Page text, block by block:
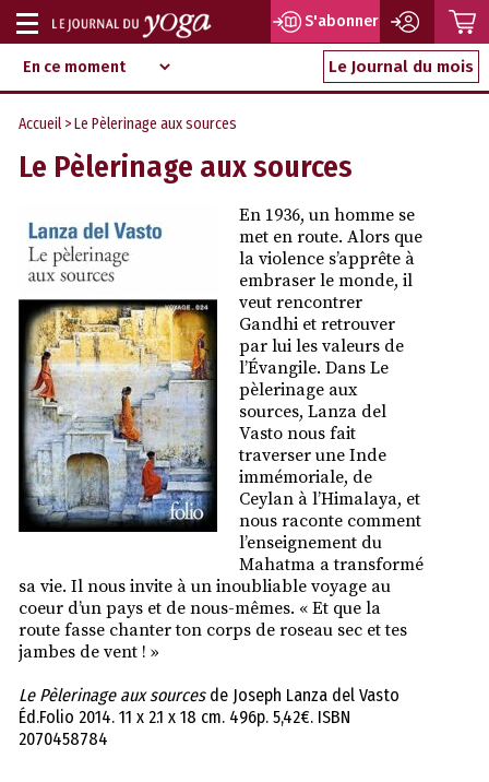
Aller
au
contenu
d‘information
indépendant
Afficher
ou
masquer
navigation
S'abonner
Le Journal du mois
Accueil > Le Pèlerinage aux sources
Le Pèlerinage aux sources
En 1936, un homme se
met en route. Alors que
la violence s’apprête à
embraser le monde, il
veut rencontrer
Gandhi et retrouver
par lui les valeurs de
l’Évangile. Dans Le
pèlerinage aux
sources, Lanza del
Vasto nous fait
traverser une Inde
immémoriale, de
Ceylan à l’Himalaya, et
nous raconte comment
l’enseignement du
Mahatma a transformé
sa vie. Il nous invite à un inoubliable voyage au
coeur d’un pays et de nous-mêmes. « Et que la
route fasse chanter ton corps de roseau sec et tes
jambes de vent ! »
Le Pèlerinage aux sourcesde Joseph Lanza del Vasto
Éd.Folio 2014. 11 x 2.1 x 18 cm. 496p. 5,42€. ISBN
2070458784